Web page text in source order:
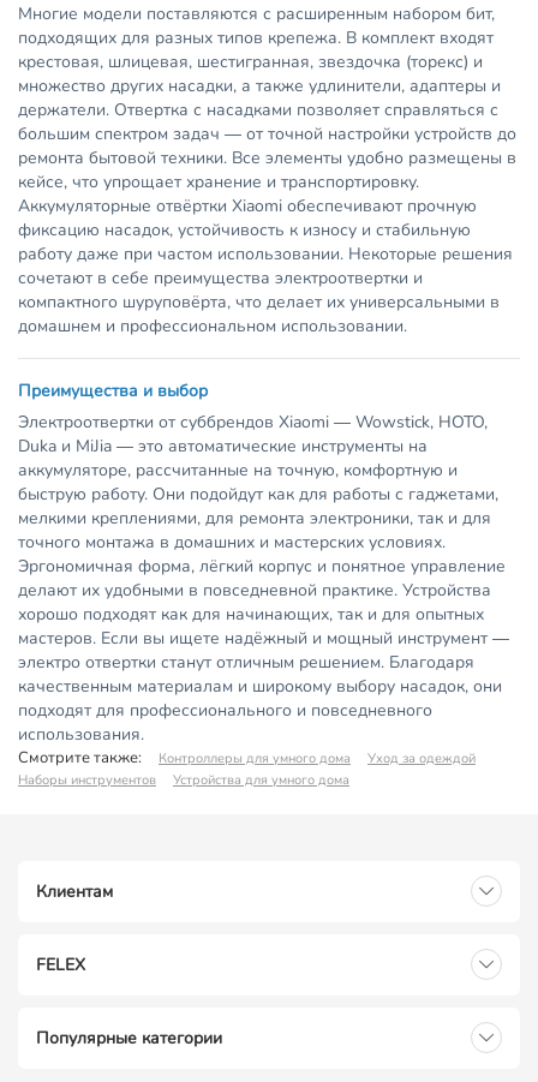
Многие модели поставляются с расширенным набором бит,
подходящих для разных типов крепежа. В комплект входят
крестовая, шлицевая, шестигранная, звездочка (торекс) и
множество других насадки, а также удлинители, адаптеры и
держатели. Отвертка с насадками позволяет справляться с
большим спектром задач — от точной настройки устройств до
ремонта бытовой техники. Все элементы удобно размещены в
кейсе, что упрощает хранение и транспортировку.
Аккумуляторные отвёртки Xiaomi обеспечивают прочную
фиксацию насадок, устойчивость к износу и стабильную
работу даже при частом использовании. Некоторые решения
сочетают в себе преимущества электроотвертки и
компактного шуруповёрта, что делает их универсальными в
домашнем и профессиональном использовании.
Преимущества и выбор
Электроотвертки от суббрендов Xiaomi — Wowstick, HOTO,
Duka и MiJia — это автоматические инструменты на
аккумуляторе, рассчитанные на точную, комфортную и
быструю работу. Они подойдут как для работы с гаджетами,
мелкими креплениями, для ремонта электроники, так и для
точного монтажа в домашних и мастерских условиях.
Эргономичная форма, лёгкий корпус и понятное управление
делают их удобными в повседневной практике. Устройства
хорошо подходят как для начинающих, так и для опытных
мастеров. Если вы ищете надёжный и мощный инструмент —
электро отвертки станут отличным решением. Благодаря
качественным материалам и широкому выбору насадок, они
подходят для профессионального и повседневного
использования.
Смотрите также: Контроллеры для умного дома
Уход за одеждой
Наборы инструментов
Устройства для умного дома
Клиентам
FELEX
Популярные категории